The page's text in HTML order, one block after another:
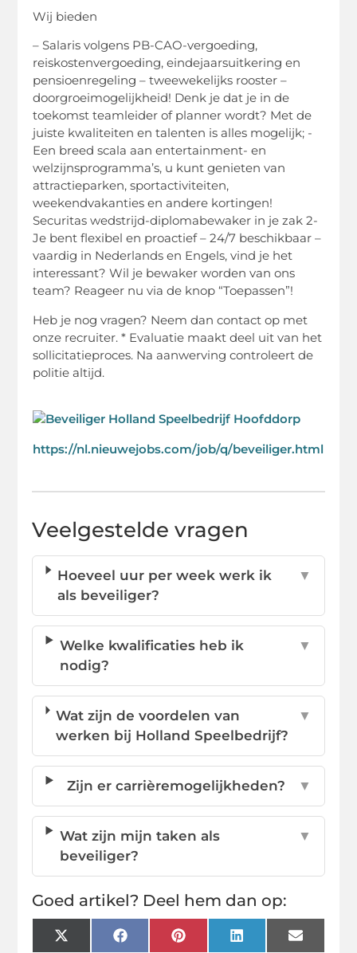
Wij bieden
– Salaris volgens PB-CAO-vergoeding,
reiskostenvergoeding, eindejaarsuitkering en
pensioenregeling – tweewekelijks rooster –
doorgroeimogelijkheid! Denk je dat je in de
toekomst teamleider of planner wordt? Met de
juiste kwaliteiten en talenten is alles mogelijk; -
Een breed scala aan entertainment- en
welzijnsprogramma’s, u kunt genieten van
attractieparken, sportactiviteiten,
weekendvakanties en andere kortingen!
Securitas wedstrijd-diplomabewaker in je zak 2-
Je bent flexibel en proactief – 24/7 beschikbaar –
vaardig in Nederlands en Engels, vind je het
interessant? Wil je bewaker worden van ons
team? Reageer nu via de knop “Toepassen”!
Heb je nog vragen? Neem dan contact op met
onze recruiter. * Evaluatie maakt deel uit van het
sollicitatieproces. Na aanwerving controleert de
politie altijd.
https://nl.nieuwejobs.com/job/q/beveiliger.html
Veelgestelde vragen
Hoeveel uur per week werk ik
als beveiliger?
▼
Welke kwalificaties heb ik
nodig?
▼
Wat zijn de voordelen van
werken bij Holland Speelbedrijf?
▼
Zijn er carrièremogelijkheden? ▼
Wat zijn mijn taken als
beveiliger?
▼
Goed artikel? Deel hem dan op:
X
FacebookPinterestLinkedInEmail